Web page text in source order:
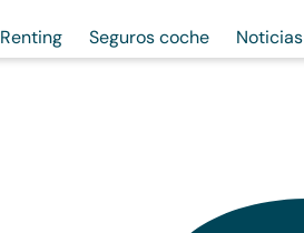
Renting Seguros coche Noticias